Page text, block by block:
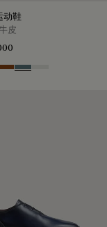
动鞋
皮
Emilion Tri
Stone Denim